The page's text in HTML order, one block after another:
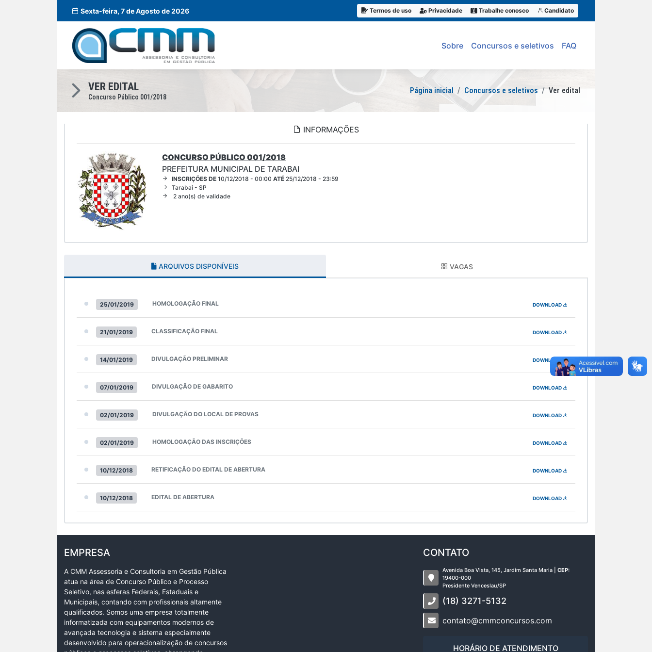
Sexta-feira, 7 de Agosto de 2026 Termos de uso Privacidade Trabalhe conosco Candidato
Sobre Concursos e seletivos FAQ
VER EDITAL
Concurso Público 001/2018
Página inicial Concursos e seletivos Ver edital
INFORMAÇÕES
CONCURSO PÚBLICO 001/2018
PREFEITURA MUNICIPAL DE TARABAI
INSCRIÇÕES DE 10/12/2018 - 00:00ATÉ 25/12/2018 - 23:59
Tarabai - SP
2 ano(s) de validade
ARQUIVOS DISPONÍVEIS VAGAS
25/01/2019 HOMOLOGAÇÃO FINAL DOWNLOAD
21/01/2019 CLASSIFICAÇÃO FINAL DOWNLOAD
14/01/2019 DIVULGAÇÃO PRELIMINAR DOWNLOAD
07/01/2019 DIVULGAÇÃO DE GABARITO DOWNLOAD
02/01/2019 DIVULGAÇÃO DO LOCAL DE PROVAS DOWNLOAD
02/01/2019 HOMOLOGAÇÃO DAS INSCRIÇÕES DOWNLOAD
10/12/2018 RETIFICAÇÃO DO EDITAL DE ABERTURA DOWNLOAD
10/12/2018 EDITAL DE ABERTURA DOWNLOAD
EMPRESA
A CMM Assessoria e Consultoria em Gestão Pública
atua na área de Concurso Público e Processo
Seletivo, nas esferas Federais, Estaduais e
Municipais, contando com profissionais altamente
qualificados. Somos uma empresa totalmente
informatizada com equipamentos modernos de
avançada tecnologia e sistema especialmente
desenvolvido para operacionalização de concursos
CONTATO
Avenida Boa Vista, 145, Jardim Santa Maria | CEP:
19400-000
Presidente Venceslau/SP
(18) 3271-5132
contato@cmmconcursos.com
HORÁRIO DE ATENDIMENTO